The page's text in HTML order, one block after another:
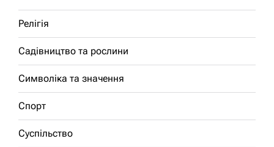
Релігія
Садівництво та рослини
Символіка та значення
Спорт
Суспільство